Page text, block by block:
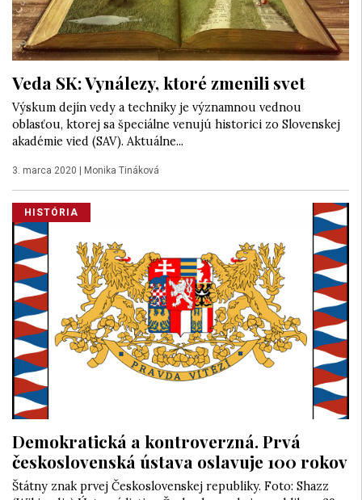
Veda SK: Vynálezy, ktoré zmenili svet
Výskum dejín vedy a techniky je významnou vednou
oblasťou, ktorej sa špeciálne venujú historici zo Slovenskej
akadémie vied (SAV). Aktuálne...
3. marca 2020 Monika Tináková
HISTÓRIA
Demokratická a kontroverzná. Prvá
československá ústava oslavuje 100 rokov
Štátny znak prvej Československej republiky. Foto: Shazz